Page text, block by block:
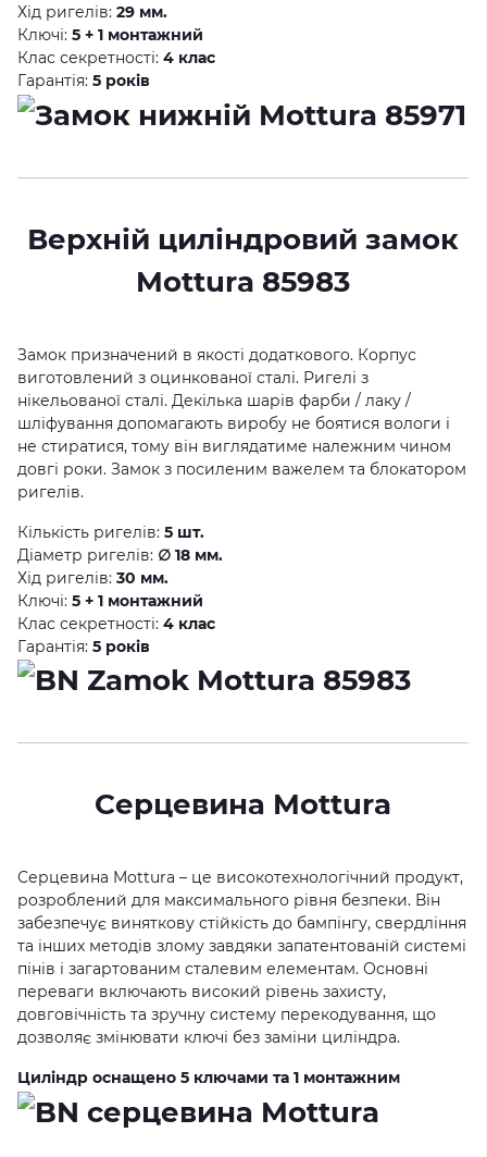
Хід ригелів: 29 мм.
Ключі: 5 + 1 монтажний
Клас секретності: 4 клас
Гарантія: 5 років
Верхній циліндровий замок
Mottura 85983
Замок призначений в якості додаткового. Корпус
виготовлений з оцинкованої сталі. Ригелі з
нікельованої сталі. Декілька шарів фарби / лаку /
шліфування допомагають виробу не боятися вологи і
не стиратися, тому він виглядатиме належним чином
довгі роки. Замок з посиленим важелем та блокатором
ригелів.
Кількість ригелів: 5 шт.
Діаметр ригелів: ∅ 18 мм.
Хід ригелів: 30 мм.
Ключі: 5 + 1 монтажний
Клас секретності: 4 клас
Гарантія: 5 років
Серцевина Mottura
Серцевина Mottura – це високотехнологічний продукт,
розроблений для максимального рівня безпеки. Він
забезпечує виняткову стійкість до бампінгу, свердління
та інших методів злому завдяки запатентованій системі
пінів і загартованим сталевим елементам. Основні
переваги включають високий рівень захисту,
довговічність та зручну систему перекодування, що
дозволяє змінювати ключі без заміни циліндра.
Циліндр оснащено 5 ключами та 1 монтажним